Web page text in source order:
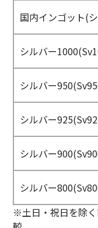
国内インゴット(
シルバー
シルバー
シルバー
シルバー
シルバー
※土日・祝日を除